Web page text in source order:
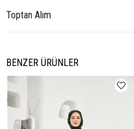
Toptan Alım
BENZER ÜRÜNLER